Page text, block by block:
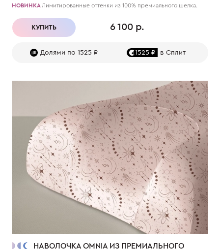
НОВИНКА Лимитированные оттенки из 100% премиального шелка.
КУПИТЬ 6 100 р.
Долями по 1525 ₽ 1525 ₽ в Сплит
НАВОЛОЧКА OMNIA ИЗ ПРЕМИАЛЬНОГО